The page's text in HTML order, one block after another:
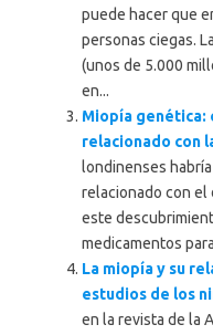
puede hacer que
personas ciegas.
(unos de 5.000
en...
Miopía genética:
relacionado con
londinenses
relacionado con el
este
medicamentos
La miopía y su
estudios de los
en la revista de la